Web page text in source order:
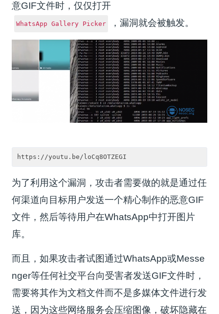
意GIF文件时，仅仅打开
WhatsApp Gallery Picker ，漏洞就会被触发。
为了利用这个漏洞，攻击者需要做的就是通过任
何渠道向目标用户发送一个精心制作的恶意GIF
文件，然后等待用户在WhatsApp中打开图片
库。
而且，如果攻击者试图通过WhatsApp或Messe
nger等任何社交平台向受害者发送GIF文件时，
需要将其作为文档文件而不是多媒体文件进行发
送，因为这些网络服务会压缩图像，破坏隐藏在